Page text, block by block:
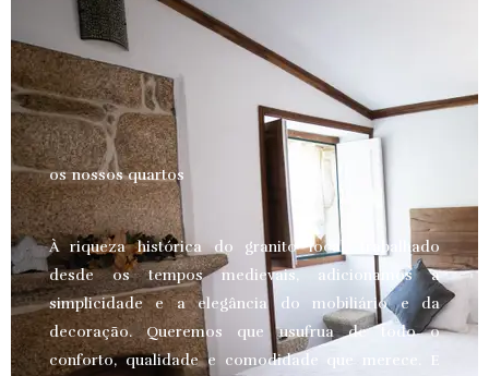
os nossos quartos
À riqueza histórica do granito local, trabalhado
desde os tempos medievais, adicionamos a
simplicidade e a elegância do mobiliário e da
decoração. Queremos que usufrua de todo o
conforto, qualidade e comodidade que merece.
E